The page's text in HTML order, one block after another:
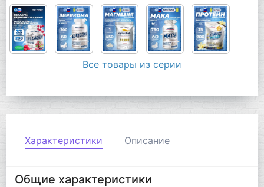
Все товары из серии
Характеристики Описание
Общие характеристики